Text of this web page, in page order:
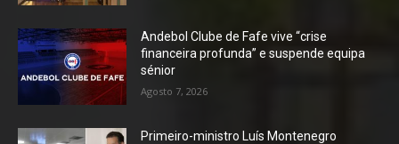
Andebol Clube de Fafe vive “crise
financeira profunda” e suspende equipa
sénior
Agosto 7, 2026
Primeiro-ministro Luís Montenegro